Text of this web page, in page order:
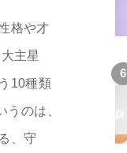
格や才
主星
10種類
のは、
、守